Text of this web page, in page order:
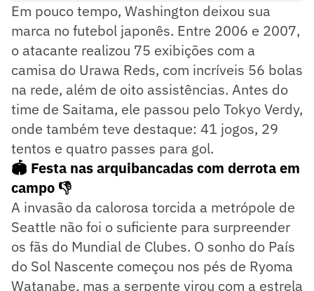
Em pouco tempo, Washington deixou sua
marca no futebol japonês. Entre 2006 e 2007,
o atacante realizou 75 exibições com a
camisa do Urawa Reds, com incríveis 56 bolas
na rede, além de oito assistências. Antes do
time de Saitama, ele passou pelo Tokyo Verdy,
onde também teve destaque: 41 jogos, 29
tentos e quatro passes para gol.
🏟️ Festa nas arquibancadas com derrota em
campo 👎
A invasão da calorosa torcida a metrópole de
Seattle não foi o suficiente para surpreender
os fãs do Mundial de Clubes. O sonho do País
do Sol Nascente começou nos pés de Ryoma
Watanabe, mas a serpente virou com a estrela